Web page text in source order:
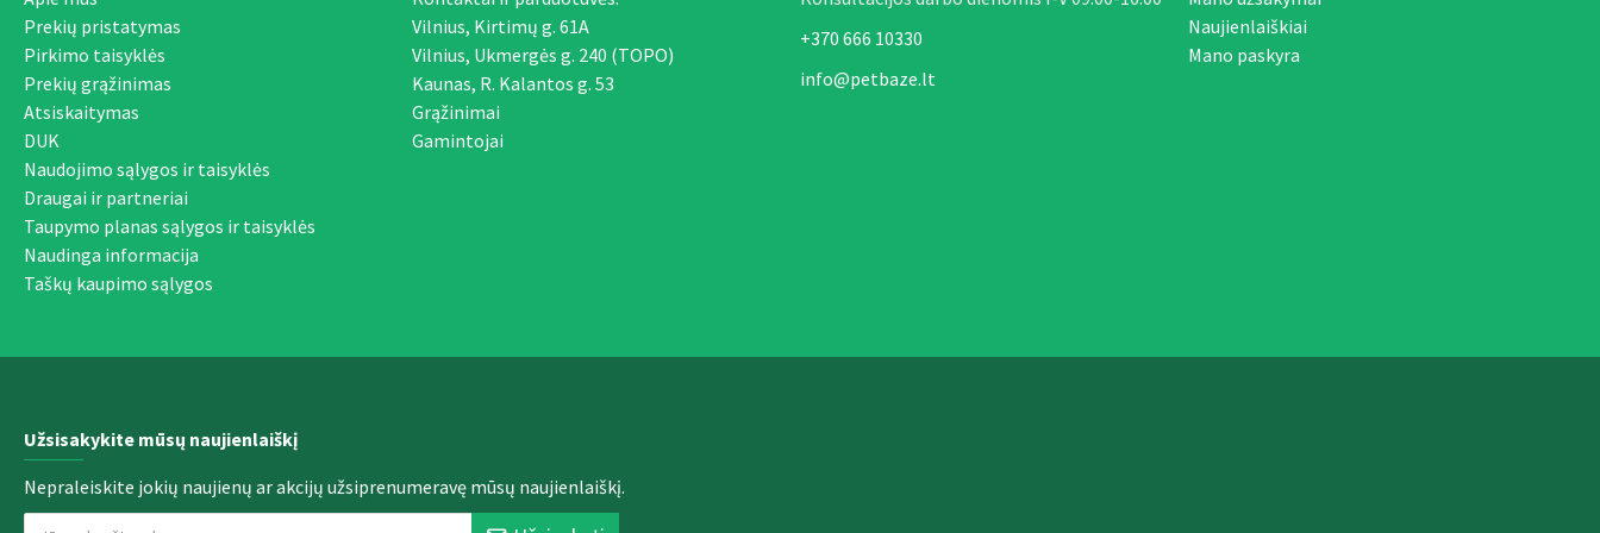
Prekių pristatymas
Pirkimo taisyklės
Prekių grąžinimas
Atsiskaitymas
DUK
Naudojimo sąlygos ir taisyklės
Draugai ir partneriai
Taupymo planas sąlygos ir taisyklės
Naudinga informacija
Taškų kaupimo sąlygos
Vilnius, Kirtimų g. 61A
Vilnius, Ukmergės g. 240 (TOPO)
Kaunas, R. Kalantos g. 53
Grąžinimai
Gamintojai
+370 666 10330
info@petbaze.lt
Naujienlaiškiai
Mano paskyra
Užsisakykite mūsų naujienlaiškį
Nepraleiskite jokių naujienų ar akcijų užsiprenumeravę mūsų naujienlaiškį.